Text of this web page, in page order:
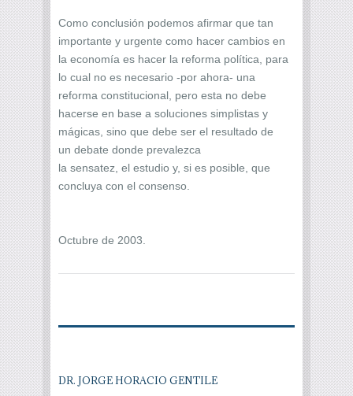
Como conclusión podemos afirmar que tan
importante y urgente como hacer cambios en
la economía es hacer la reforma política, para
lo cual no es necesario -por ahora- una
reforma constitucional, pero esta no debe
hacerse en base a soluciones simplistas y
mágicas, sino que debe ser el resultado de
un debate donde prevalezca
la sensatez, el estudio y, si es posible, que
concluya con el consenso.
Octubre de 2003.
DR. JORGE HORACIO GENTILE